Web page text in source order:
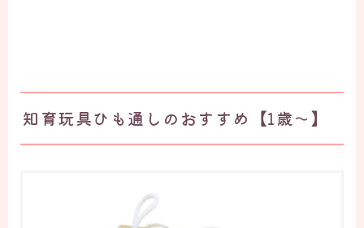
知育玩具ひも通しのおすすめ【1歳～】